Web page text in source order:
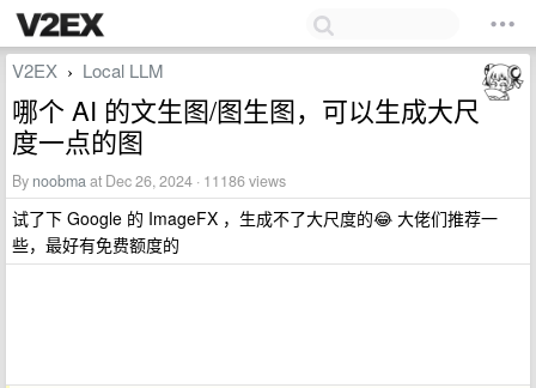
V2EX › Local LLM
哪个 AI 的文生图/图生图，可以生成大尺
度一点的图
By noobmaat Dec 26, 2024 · 11186 views
试了下 Google 的 ImageFX ，生成不了大尺度的😂 大佬们推荐一
些，最好有免费额度的